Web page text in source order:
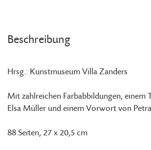
Beschreibung
Hrsg.: Kunstmuseum Villa Zanders
Mit zahlreichen Farbabbildungen, einem
Elsa Müller und einem Vorwort von
88 Seiten, 27 x 20,5 cm